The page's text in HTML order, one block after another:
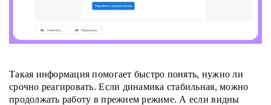
Такая информация помогает быстро понять, нужно ли
срочно реагировать. Если динамика стабильная, можно
продолжать работу в прежнем режиме. А если видны